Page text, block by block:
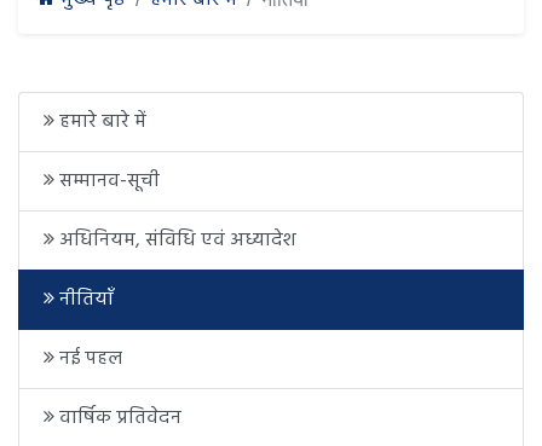
हमारे बारे में
सम्मानव-सूची
अधिनियम, संविधि एवं अध्यादेश
नीतियाँ
नई पहल
वार्षिक प्रतिवेदन